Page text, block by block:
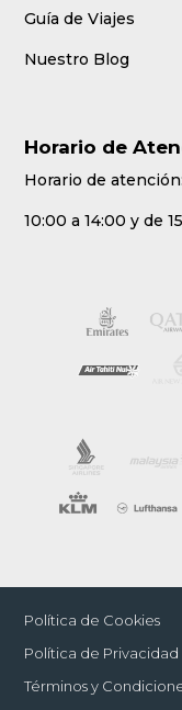
Guía de Viajes
Nuestro Blog
Horario de
Horario de atención:
10:00 a 14:00 y de
Política de Cookies
Política de Privacidad
Términos y